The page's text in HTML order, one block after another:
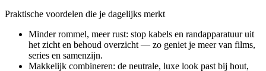
Praktische voordelen die je dagelijks merkt
Minder rommel, meer rust: stop kabels en randapparatuur uit
het zicht en behoud overzicht — zo geniet je meer van films,
series en samenzijn.
Makkelijk combineren: de neutrale, luxe look past bij hout,